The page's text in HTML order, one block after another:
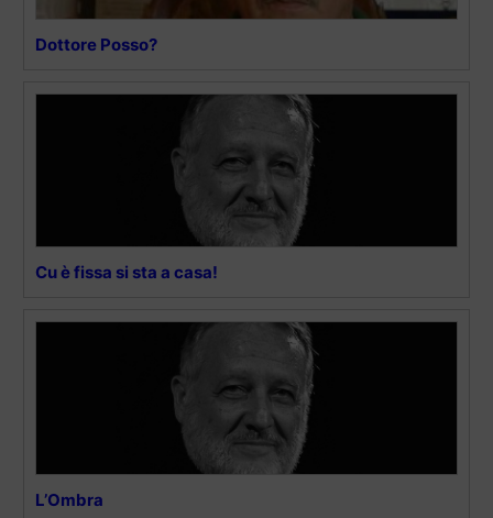
Dottore Posso?
Cu è fissa si sta a casa!
L’Ombra